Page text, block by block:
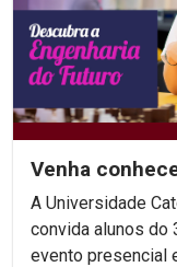
Venha
A Universidade
convida alunos do
evento presencial